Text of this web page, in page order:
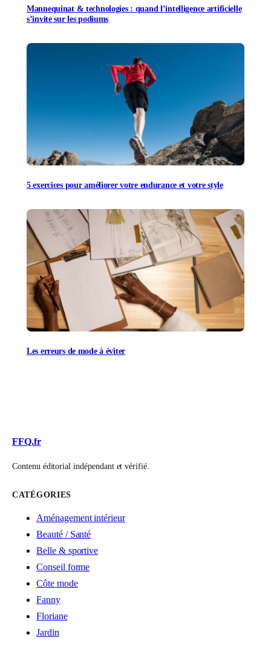
Mannequinat & technologies : quand l’intelligence artificielle
s’invite sur les podiums
5 exercices pour améliorer votre endurance et votre style
Les erreurs de mode à éviter
FFQ.fr
Contenu éditorial indépendant et vérifié.
CATÉGORIES
Aménagement intérieur
Beauté / Santé
Belle & sportive
Conseil forme
Côte mode
Fanny
Floriane
Jardin